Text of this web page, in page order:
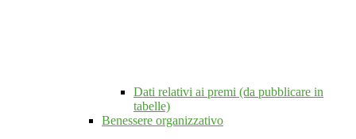
Dati relativi ai premi (da pubblicare in
tabelle)
Benessere organizzativo